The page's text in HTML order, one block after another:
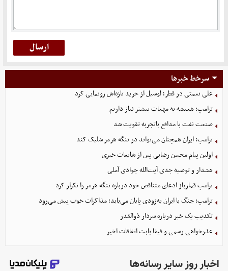
سرخط خبرها
علی نعمتی در قطر؛ لوسیل از خرید تازه‌اش رونمایی کرد
ترامپ: همیشه به مهمات بیشتر نیاز داریم
صنعت نفت با مدافع باتجربه تقویت شد
ترامپ: ایران همچنان می‌تواند در تنگه هرمز شلیک کند
اولین پیام محسن رضایی پس از شایعات خبری
هشدار و توصیه جدی آیت‌الله جوادی آملی
ترامپ قمارباز ادعای متناقض خود درباره تنگه هرمز را تکرار کرد
ترامپ: جنگ با ایران به‌زودی پایان می‌یابد؛ مذاکرات خوب پیش می‌رود
تکذیب یک خبر درباره سردار ذوالقدر
عذرخواهی رسمی و فیفا بابت اتفاقات اخیر